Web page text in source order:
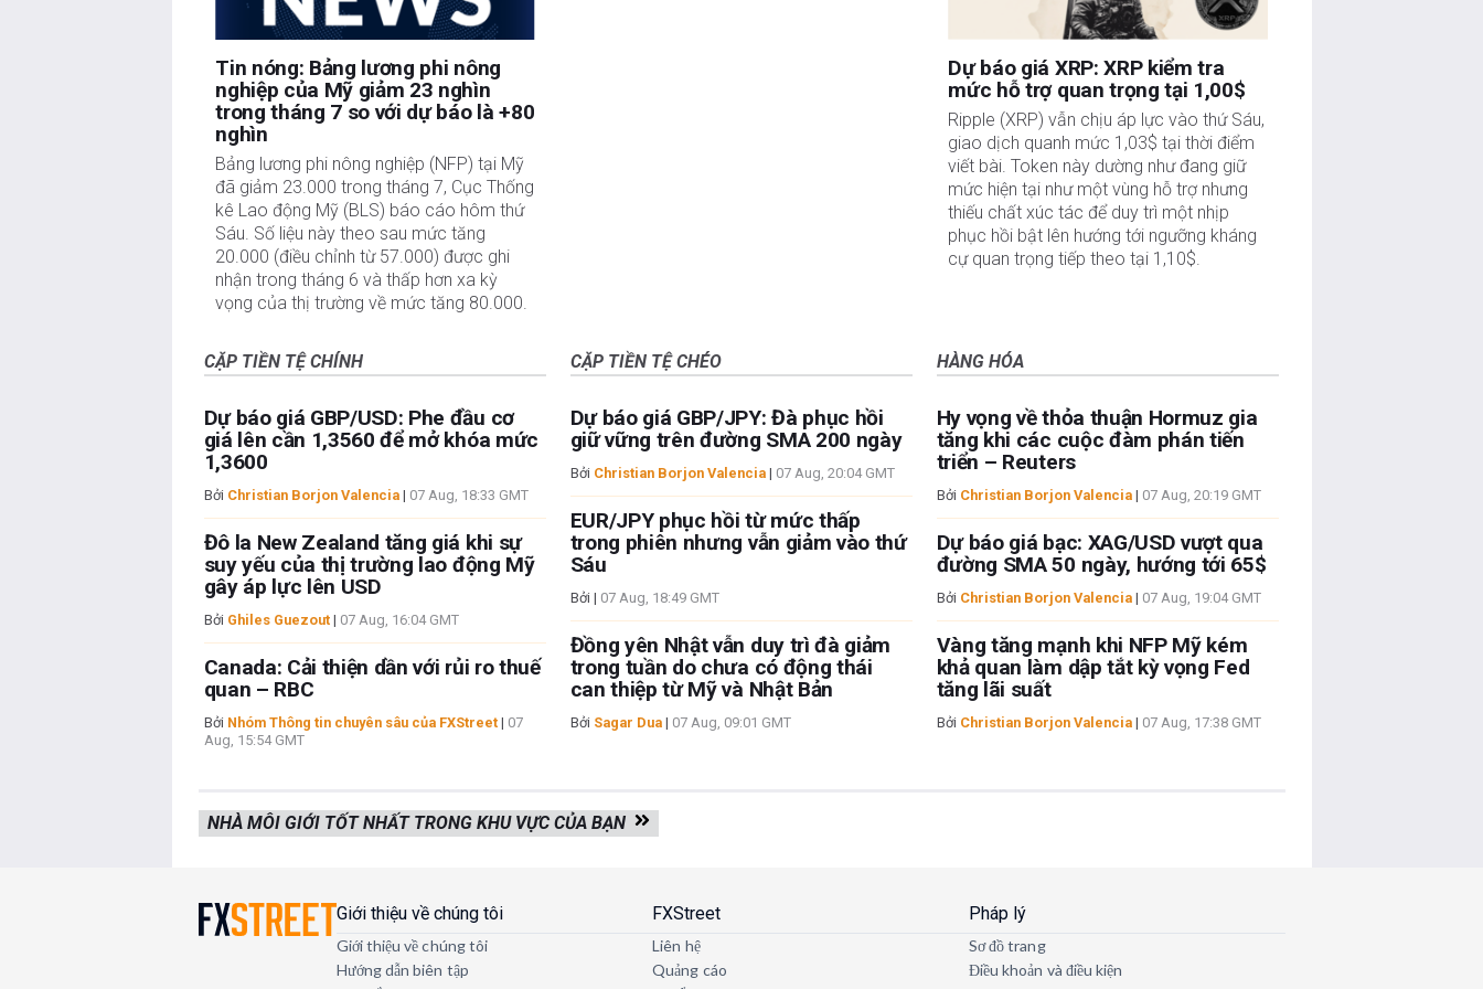
Tin nóng: Bảng lương phi nông
nghiệp của Mỹ giảm 23 nghìn
trong tháng 7 so với dự báo là +80
nghìn
Bảng lương phi nông nghiệp (NFP) tại Mỹ
đã giảm 23.000 trong tháng 7, Cục Thống
kê Lao động Mỹ (BLS) báo cáo hôm thứ
Sáu. Số liệu này theo sau mức tăng
20.000 (điều chỉnh từ 57.000) được ghi
nhận trong tháng 6 và thấp hơn xa kỳ
vọng của thị trường về mức tăng 80.000.
Dự báo giá XRP: XRP kiểm tra
mức hỗ trợ quan trọng tại 1,00$
Ripple (XRP) vẫn chịu áp lực vào thứ Sáu,
giao dịch quanh mức 1,03$ tại thời điểm
viết bài. Token này dường như đang giữ
mức hiện tại như một vùng hỗ trợ nhưng
thiếu chất xúc tác để duy trì một nhịp
phục hồi bật lên hướng tới ngưỡng kháng
cự quan trọng tiếp theo tại 1,10$.
CẶP TIỀN TỆ CHÍNH
Dự báo giá GBP/USD: Phe đầu cơ
giá lên cần 1,3560 để mở khóa mức
1,3600
Bởi Christian Borjon Valencia| 07 Aug, 18:33 GMT
Đô la New Zealand tăng giá khi sự
suy yếu của thị trường lao động Mỹ
gây áp lực lên USD
Bởi Ghiles Guezout| 07 Aug, 16:04 GMT
Canada: Cải thiện dần với rủi ro thuế
quan – RBC
Bởi Nhóm Thông tin chuyên sâu của FXStreet| 07
Aug, 15:54 GMT
CẶP TIỀN TỆ CHÉO
Dự báo giá GBP/JPY: Đà phục hồi
giữ vững trên đường SMA 200 ngày
Bởi Christian Borjon Valencia| 07 Aug, 20:04 GMT
EUR/JPY phục hồi từ mức thấp
trong phiên nhưng vẫn giảm vào thứ
Sáu
Bởi | 07 Aug, 18:49 GMT
Đồng yên Nhật vẫn duy trì đà giảm
trong tuần do chưa có động thái
can thiệp từ Mỹ và Nhật Bản
Bởi Sagar Dua| 07 Aug, 09:01 GMT
HÀNG HÓA
Hy vọng về thỏa thuận Hormuz gia
tăng khi các cuộc đàm phán tiến
triển – Reuters
Bởi Christian Borjon Valencia| 07 Aug, 20:19 GMT
Dự báo giá bạc: XAG/USD vượt qua
đường SMA 50 ngày, hướng tới 65$
Bởi Christian Borjon Valencia| 07 Aug, 19:04 GMT
Vàng tăng mạnh khi NFP Mỹ kém
khả quan làm dập tắt kỳ vọng Fed
tăng lãi suất
Bởi Christian Borjon Valencia| 07 Aug, 17:38 GMT
NHÀ MÔI GIỚI TỐT NHẤT TRONG KHU VỰC CỦA BẠN
Giới thiệu về chúng tôi
Giới thiệu về chúng tôi
Hướng dẫn biên tập
FXStreet
Liên hệ
Quảng cáo
Pháp lý
Sơ đồ trang
Điều khoản và điều kiện